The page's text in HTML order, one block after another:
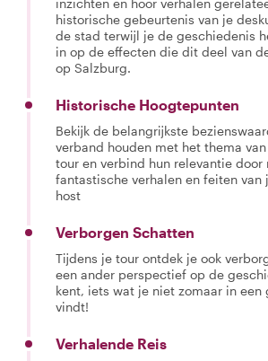
inzichten en hoor verhalen
historische gebeurtenis van je
de stad terwijl je de geschiedenis
in op de effecten die dit deel van
op Salzburg.
Historische Hoogtepunten
Bekijk de belangrijkste
verband houden met het thema
tour en verbind hun relevantie door
fantastische verhalen en feiten van
host
Verborgen Schatten
Tijdens je tour ontdek je ook
een ander perspectief op de
kent, iets wat je niet zomaar in een
vindt!
Verhalende Reis